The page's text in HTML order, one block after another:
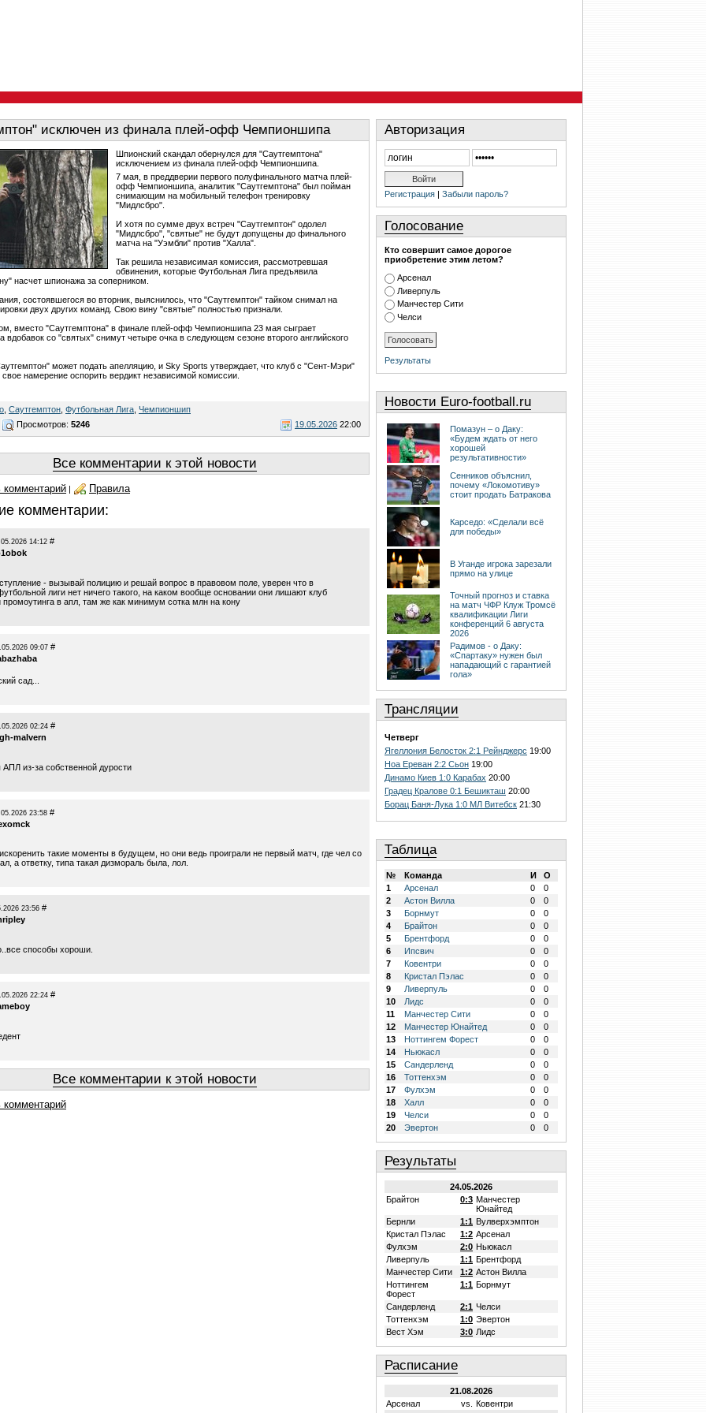
исключен из финала плей-офф Чемпионшипа
Шпионский скандал обернулся для "Саутгемптона"
исключением из финала плей-офф Чемпионшипа.
7 мая, в преддверии первого полуфинального матча плей-
офф Чемпионшипа, аналитик "Саутгемптона" был пойман
снимающим на мобильный телефон тренировку
"Мидлсбро".
И хотя по сумме двух встреч "Саутгемптон" одолел
"Мидлсбро", "святые" не будут допущены до финального
матча на "Уэмбли" против "Халла".
Так решила независимая комиссия, рассмотревшая
обвинения, которые Футбольная Лига предъявила
насчет шпионажа за соперником.
состоявшегося во вторник, выяснилось, что "Саутгемптон" тайком снимал на
двух других команд. Свою вину "святые" полностью признали.
вместо "Саутгемптона" в финале плей-офф Чемпионшипа 23 мая сыграет
вдобавок со "святых" снимут четыре очка в следующем сезоне второго английского
может подать апелляцию, и Sky Sports утверждает, что клуб с "Сент-Мэри"
намерение оспорить вердикт независимой комиссии.
Саутгемптон Футбольная Лига Чемпионшип
19.05.2026 22:00
Просмотров: 5246
Все комментарии к этой новости
комментарий | Правила
комментарии:
14:12 #
- вызывай полицию и решай вопрос в правовом поле, уверен что в
лиги нет ничего такого, на каком вообще основании они лишают клуб
промоутинга в апл, там же как минимум сотка млн на кону
09:07 #
сад...
02:24 #
malvern
из-за собственной дурости
23:58 #
такие моменты в будущем, но они ведь проиграли не первый матч, где чел со
а ответку, типа такая дизмораль была, лол.
23:56 #
способы хороши.
22:24 #
Все комментарии к этой новости
комментарий
Авторизация
Регистрация | Забыли пароль?
Голосование
Кто совершит самое дорогое
приобретение этим летом?
Арсенал
Ливерпуль
Манчестер Сити
Челси
Результаты
Новости Euro-football.ru
Помазун – о Даку:
«Будем ждать от него
хорошей
результативности»
Сенников объяснил,
почему «Локомотиву»
стоит продать Батракова
Карседо: «Сделали всё
для победы»
В Уганде игрока зарезали
прямо на улице
Точный прогноз и ставка
на матч ЧФР Клуж Тромсё
квалификации Лиги
конференций 6 августа
2026
Радимов - о Даку:
«Спартаку» нужен был
нападающий с гарантией
гола»
Трансляции
Четверг
Ягеллония Белосток 2:1 Рейнджерс 19:00
Ноа Ереван 2:2 Сьон 19:00
Динамо Киев 1:0 Карабах 20:00
Градец Кралове 0:1 Бешикташ 20:00
Борац Баня-Лука 1:0 МЛ Витебск 21:30
Таблица
№ Команда И
О
1
Арсенал 0
0
2
Астон Вилла 0
0
3
Борнмут 0
0
4
Брайтон 0
0
5
Брентфорд 0
0
6
Ипсвич 0
0
7
Ковентри 0
0
8
Кристал Пэлас 0
0
9
Ливерпуль 0
0
10
Лидс 0
0
11
Манчестер Сити 0
0
12
Манчестер Юнайтед 0
0
13
Ноттингем Форест 0
0
14
Ньюкасл 0
0
15
Сандерленд 0
0
16
Тоттенхэм 0
0
17
Фулхэм 0
0
18
Халл 0
0
19
Челси 0
0
20
Эвертон 0 0
Результаты
24.05.2026
Брайтон
0:3 Манчестер
Юнайтед
Бернли
1:1 Вулверхэмптон
Кристал Пэлас
1:2 Арсенал
Фулхэм
2:0 Ньюкасл
Ливерпуль
1:1 Брентфорд
Манчестер Сити
1:2 Астон Вилла
Ноттингем
Форест
1:1 Борнмут
Сандерленд 2:1 Челси
Тоттенхэм
1:0 Эвертон
Вест Хэм
3:0 Лидс
Расписание
21.08.2026
Арсенал
vs.
Ковентри